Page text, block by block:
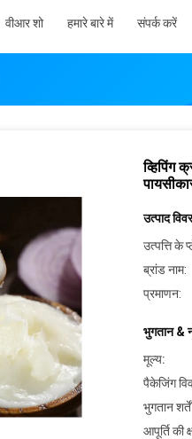
वीआर शो हमारे बारे में संपर्क करें
व्हिपिंग
उत्पाद
उत्पत्ति के
ब्रांड नाम:
प्रमाणन:
भुगतान &
मूल्य:
पैकेजिंग
भुगतान
आपूर्ति की